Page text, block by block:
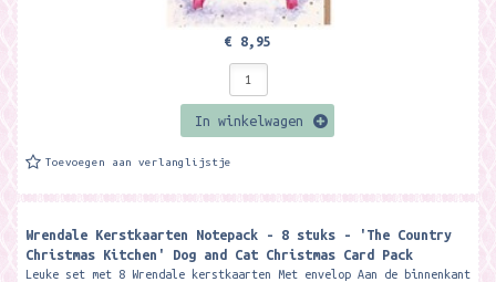
€ 8,95
In winkelwagen
Toevoegen aan verlanglijstje
Wrendale Kerstkaarten Notepack - 8 stuks - 'The Country
Christmas Kitchen' Dog and Cat Christmas Card Pack
Leuke set met 8 Wrendale kerstkaarten Met envelop Aan de binnenkant